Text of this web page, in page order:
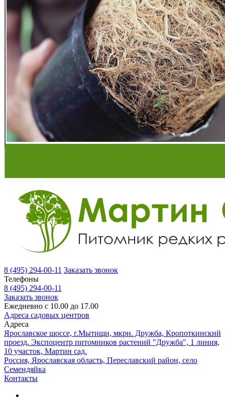
8 (495) 294-00-11 Заказать звонок
Телефоны
8 (495) 294-00-11
Заказать звонок
Ежедневно с 10.00 до 17.00
Адреса садовых центров
Адреса
Ярославское шоссе, г.Мытищи, мкрн. Дружба, Кропоткинский
проезд. Экспоцентр питомников растений "Дружба", 1 линия,
10 участок, Мартин сад.
Россия, Ярославская область, Переславский район, село
Семендяйка
Контакты